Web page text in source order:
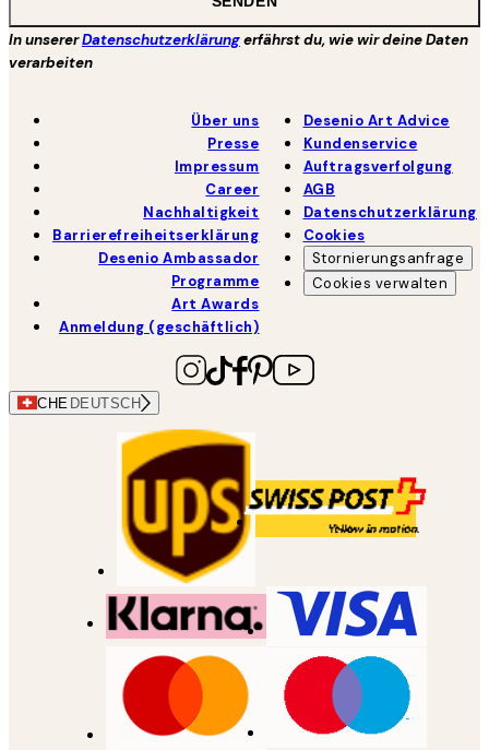
In unsererDatenschutzerklärungerfährst du, wie wir deine Daten
verarbeiten
Über uns
Presse
Impressum
Career
Nachhaltigkeit
Barrierefreiheitserklärung
Desenio Ambassador
Programme
Art Awards
Anmeldung (geschäftlich)
Desenio Art Advice
Kundenservice
Auftragsverfolgung
AGB
Datenschutzerklärung
Cookies
Stornierungsanfrage
Cookies verwalten
CHE DEUTSCH